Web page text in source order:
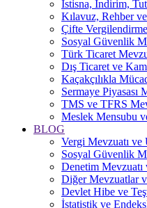
İstisna, İndirim,
Kılavuz, Rehber
Çifte
Sosyal Güvenlik
Türk Ticaret
Dış Ticaret ve
Kaçakçılıkla
Sermaye Piyasası
TMS ve TFRS
Meslek Mensubu
BLOG
Vergi Mevzuatı ve
Sosyal Güvenlik
Denetim Mevzuatı
Diğer Mevzuatlar
Devlet Hibe ve
İstatistik ve